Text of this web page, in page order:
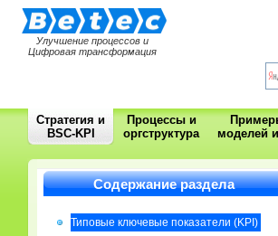
Улучшение процессов и
Цифровая трансформация
Стратегия и
BSC-KPI
Процессы и
оргструктура
моделей
Содержание раздела
Типовые ключевые показатели (KPI)